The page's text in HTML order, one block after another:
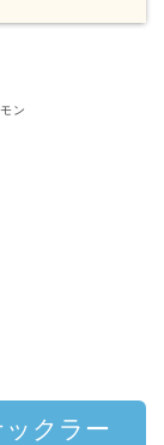
ン
ックラー